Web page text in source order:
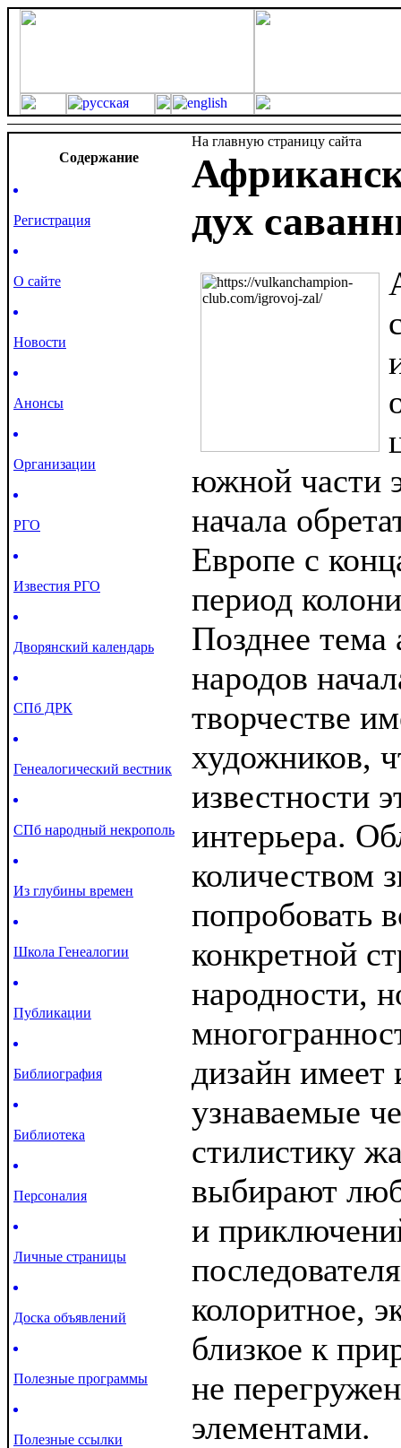
Cодержание
Регистрация
О сайте
Новости
Анонсы
Организации
РГО
Известия РГО
Дворянский календарь
СПб ДРК
Генеалогический вестник
СПб народный некрополь
Из глубины времен
Школа Генеалогии
Публикации
Библиография
Библиотека
Персоналия
Личные страницы
Доска объявлений
Полезные программы
Полезные ссылки
На главную страницу сайта
дух
южной части
начала
Европе с
период
Позднее тема
народов
творчестве
художников,
известности
интерьера.
количеством
попробовать
конкретной
народности,
дизайн имеет
узнаваемые
стилистику
выбирают
и
колоритное,
близкое к
не
элементами.